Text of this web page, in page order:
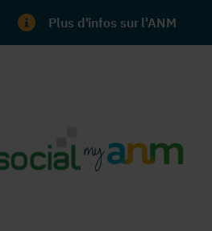
Plus d'infos sur l'ANM